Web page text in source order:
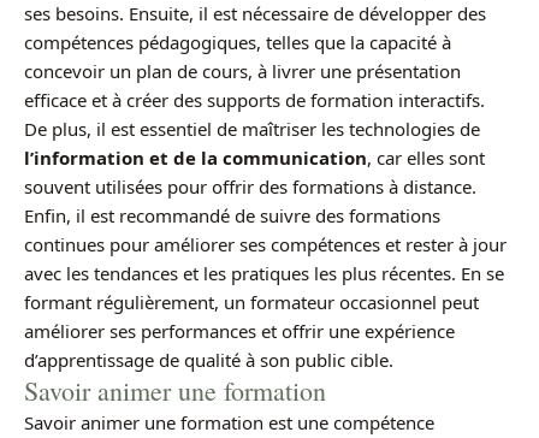
ses besoins. Ensuite, il est nécessaire de développer des
compétences pédagogiques, telles que la capacité à
concevoir un plan de cours, à livrer une présentation
efficace et à créer des supports de formation interactifs.
De plus, il est essentiel de maîtriser les technologies de
l’information et de la communication, car elles sont
souvent utilisées pour offrir des formations à distance.
Enfin, il est recommandé de suivre des formations
continues pour améliorer ses compétences et rester à jour
avec les tendances et les pratiques les plus récentes. En se
formant régulièrement, un formateur occasionnel peut
améliorer ses performances et offrir une expérience
d’apprentissage de qualité à son public cible.
Savoir animer une formation
Savoir animer une formation est une compétence